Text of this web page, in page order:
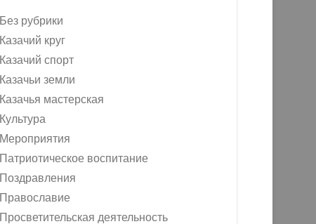
Без рубрики
Казачий круг
Казачий спорт
Казачьи земли
Казачья мастерская
Культура
Мероприятия
Патриотическое воспитание
Поздравления
Православие
Просветительская деятельность